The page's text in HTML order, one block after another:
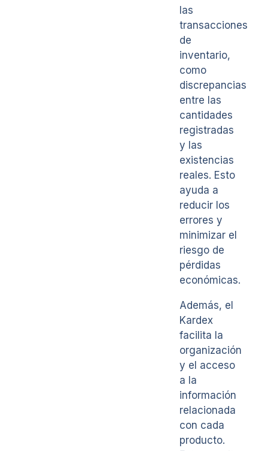
las
transacciones
de
inventario,
como
discrepancias
entre las
cantidades
registradas
y las
existencias
reales. Esto
ayuda a
reducir los
errores y
minimizar el
riesgo de
pérdidas
económicas.
Además, el
Kardex
facilita la
organización
y el acceso
a la
información
relacionada
con cada
producto.